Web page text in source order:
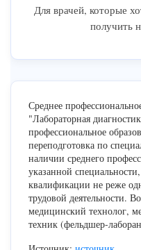
Для врачей, которые
получить
Среднее
"Лабораторная
профессиональное
переподготовка по
наличии среднего
указанной
квалификации не реже
трудовой деятельности.
медицинский технолог,
техник (фельдшер-